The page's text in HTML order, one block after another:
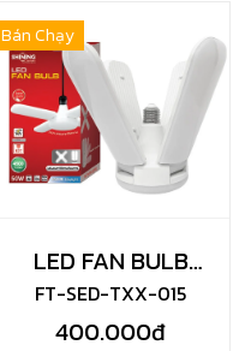
Bán Chạy
LED FAN BULB
50W
FT-SED-TXX-015
400.000đ